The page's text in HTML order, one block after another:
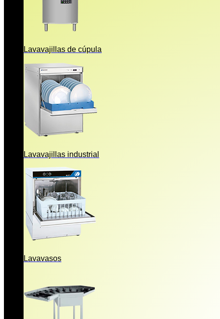
Lavavajillas de cúpula
Lavavajillas industrial
Lavavasos